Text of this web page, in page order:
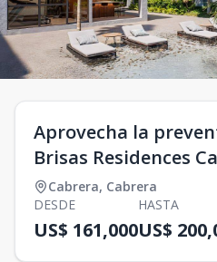
Aprovecha la
Brisas Residences
Cabrera, Cabrera
DESDE
US$ 161,000
HASTA
US$